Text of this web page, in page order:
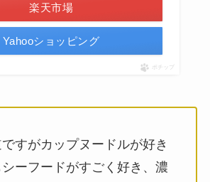
楽天市場
Yahooショッピング
ポチップ
すがカップヌードルが好き
ーフードがすごく好き、濃